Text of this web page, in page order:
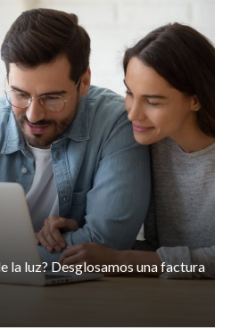
la luz? Desglosamos una factura